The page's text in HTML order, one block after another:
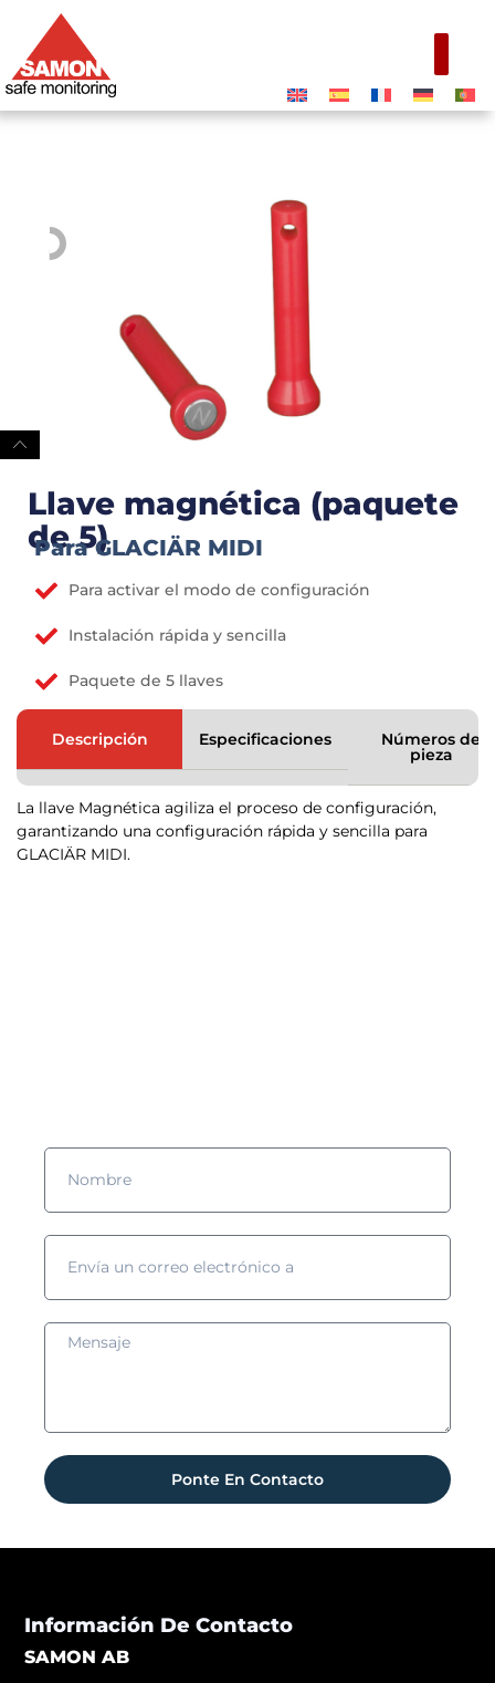
Llave magnética (paquete
de 5)
Para GLACIÄR MIDI
Para activar el modo de configuración
Instalación rápida y sencilla
Paquete de 5 llaves
Descripción Especificaciones Números de
pieza
La llave Magnética agiliza el proceso de configuración,
garantizando una configuración rápida y sencilla para
GLACIÄR MIDI.
Ponte En Contacto
Información De Contacto
SAMON AB